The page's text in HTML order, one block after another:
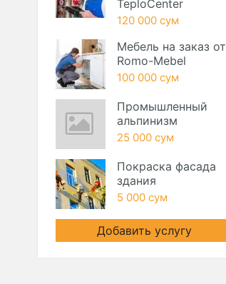
TeploCenter
120 000 сум
Мебель на заказ от
Romo-Mebel
100 000 сум
Промышленный
альпинизм
25 000 сум
Покраска фасада
здания
5 000 сум
Добавить услугу